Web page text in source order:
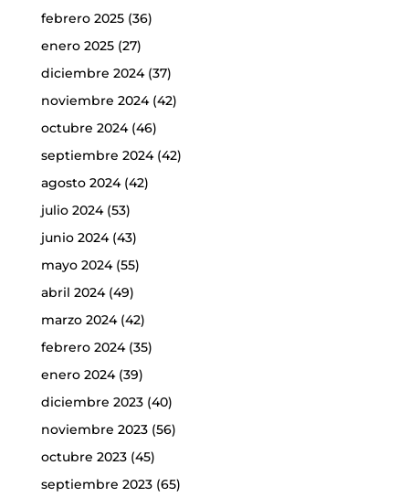
febrero 2025(36)
enero 2025(27)
diciembre 2024(37)
noviembre 2024(42)
octubre 2024(46)
septiembre 2024(42)
agosto 2024(42)
julio 2024(53)
junio 2024(43)
mayo 2024(55)
abril 2024(49)
marzo 2024(42)
febrero 2024(35)
enero 2024(39)
diciembre 2023(40)
noviembre 2023(56)
octubre 2023(45)
septiembre 2023(65)